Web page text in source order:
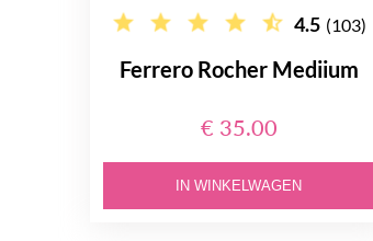
4.5 (103)
Ferrero Rocher Mediium
€ 35.00
IN WINKELWAGEN